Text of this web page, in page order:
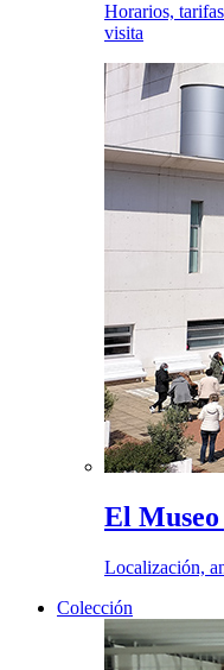
Horarios,
visita
El
Localización,
Colección